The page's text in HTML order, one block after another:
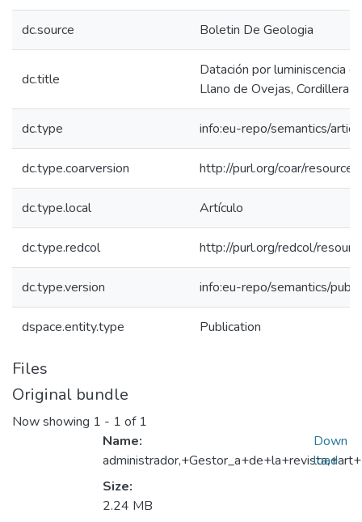
dc.source Boletin De Geologia
dc.title
Datación por luminiscencia
Llano de Ovejas, Cordillera
dc.type info:eu-repo/semantics/
dc.type.coarversion http://purl.org/coar/
dc.type.local Artículo
dc.type.redcol http://purl.org/redcol/
dc.type.version info:eu-repo/semantics/
dspace.entity.type Publication
Files
Original bundle
Now showing 1 - 1 of 1
Name:
Size:
2.24 MB
Down
load